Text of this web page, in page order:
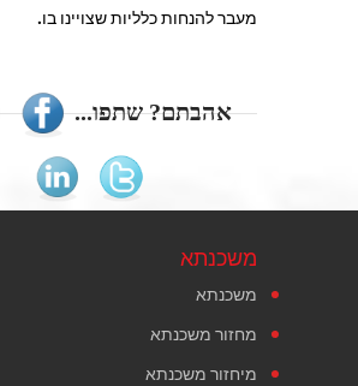
מעבר להנחות כלליות שצויינו בו.
אהבתם? שתפו...
משכנתא
משכנתא
מחזור משכנתא
מיחזור משכנתא